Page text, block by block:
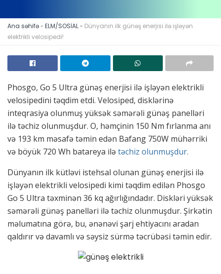
Ana səhifə » ELM/SOSİAL » Dünyanın ilk günəş enerjisi ilə işləyən
elektrikli velosipedi!
Phosgo, Go 5 Ultra günəş enerjisi ilə işləyən elektrikli
velosipedini təqdim etdi. Velosiped, disklərinə
inteqrasiya olunmuş yüksək səmərəli günəş panelləri
ilə təchiz olunmuşdur. O, həmçinin 150 Nm fırlanma anı
və 193 km məsafə təmin edən Bafang 750W mühərriki
və böyük 720 Wh batareya ilə təchiz olunmuşdur.
Dünyanın ilk kütləvi istehsal olunan günəş enerjisi ilə
işləyən elektrikli velosipedi kimi təqdim edilən Phosgo
Go 5 Ultra təxminən 36 kq ağırlığındadır. Diskləri yüksək
səmərəli günəş panelləri ilə təchiz olunmuşdur. Şirkətin
məlumatına görə, bu, ənənəvi şarj ehtiyacını aradan
qaldırır və davamlı və səysiz sürmə təcrübəsi təmin edir.